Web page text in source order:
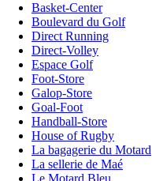
Basket-Center
Boulevard du Golf
Direct Running
Direct-Volley
Espace Golf
Foot-Store
Galop-Store
Goal-Foot
Handball-Store
House of Rugby
La bagagerie du Motard
La sellerie de Maé